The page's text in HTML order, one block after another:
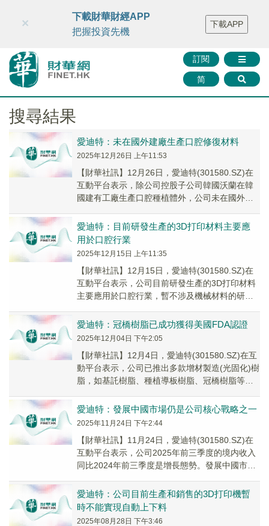
財華智庫網 FINTV FINMETA 財華證券 媒體矩陣
智庫沙龍
聯絡我們
訂閱
简
×
下載財華財經APP
把握投資先機
下載APP
搜尋結果
愛迪特：未在國外建廠生產口腔修復材料
2025年12月26日 上午11:53
【財華社訊】12月26日，愛迪特(301580.SZ)在
互動平台表示，除公司控股子公司韓國沃蘭在韓
國建有工廠生產口腔種植體外，公司未在國外建
愛迪特：目前研發生產的3D打印材料主要應
用於口腔行業
2025年12月15日 上午11:35
【財華社訊】12月15日，愛迪特(301580.SZ)在
互動平台表示，公司目前研發生產的3D打印材料
主要應用於口腔行業，暫不涉及機械材料的研
愛迪特：冠橋樹脂已成功獲得美國FDA認證
2025年12月04日 下午2:05
【財華社訊】12月4日，愛迪特(301580.SZ)在互
動平台表示，公司已推出多款增材製造(光固化)樹
脂，如基託樹脂、種植導板樹脂、冠橋樹脂等，
愛迪特：發展中國市場仍是公司核心戰略之一
2025年11月24日 下午2:44
【財華社訊】11月24日，愛迪特(301580.SZ)在
互動平台表示，公司2025年前三季度的境内收入
同比2024年前三季度是增長態勢。發展中國市場
愛迪特：公司目前生產和銷售的3D打印機暫
時不能實現自動上下料
2025年08月28日 下午3:46